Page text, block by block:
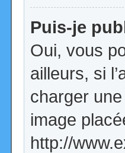
Puis-je
Oui, vous
ailleurs, si
charger
image
http://